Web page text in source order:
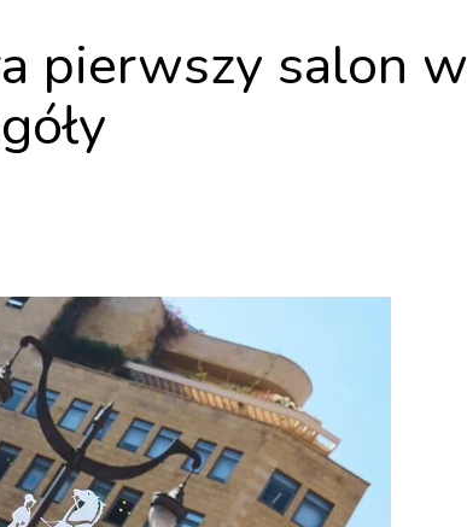
pierwszy salon w